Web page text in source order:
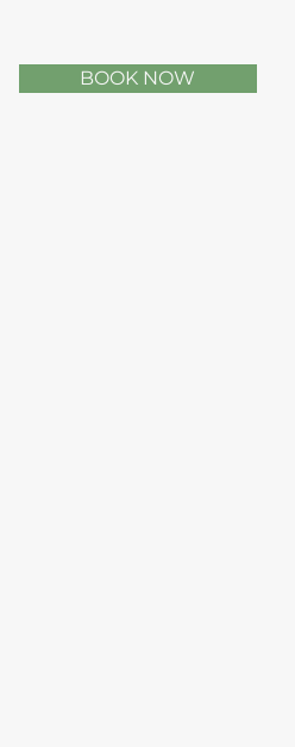
BOOK NOW